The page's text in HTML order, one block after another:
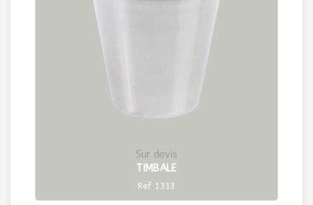
Sur devis
TIMBALE
Ref 1313